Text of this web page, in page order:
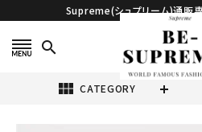
Supreme(シュプリーム)通
search
view_module CATEGORY